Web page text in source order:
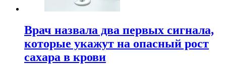
Врач назвала два первых сигнала,
которые укажут на опасный рост
сахара в крови